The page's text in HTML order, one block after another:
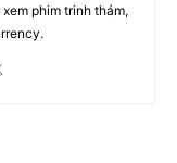
phim trinh thám,